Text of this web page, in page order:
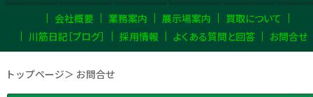
会社概要 業務案内 展示場案内
買取について
川筋日記［ブログ］
採用情報 よくある質問と回答 お問合せ
トップページ＞ お問合せ